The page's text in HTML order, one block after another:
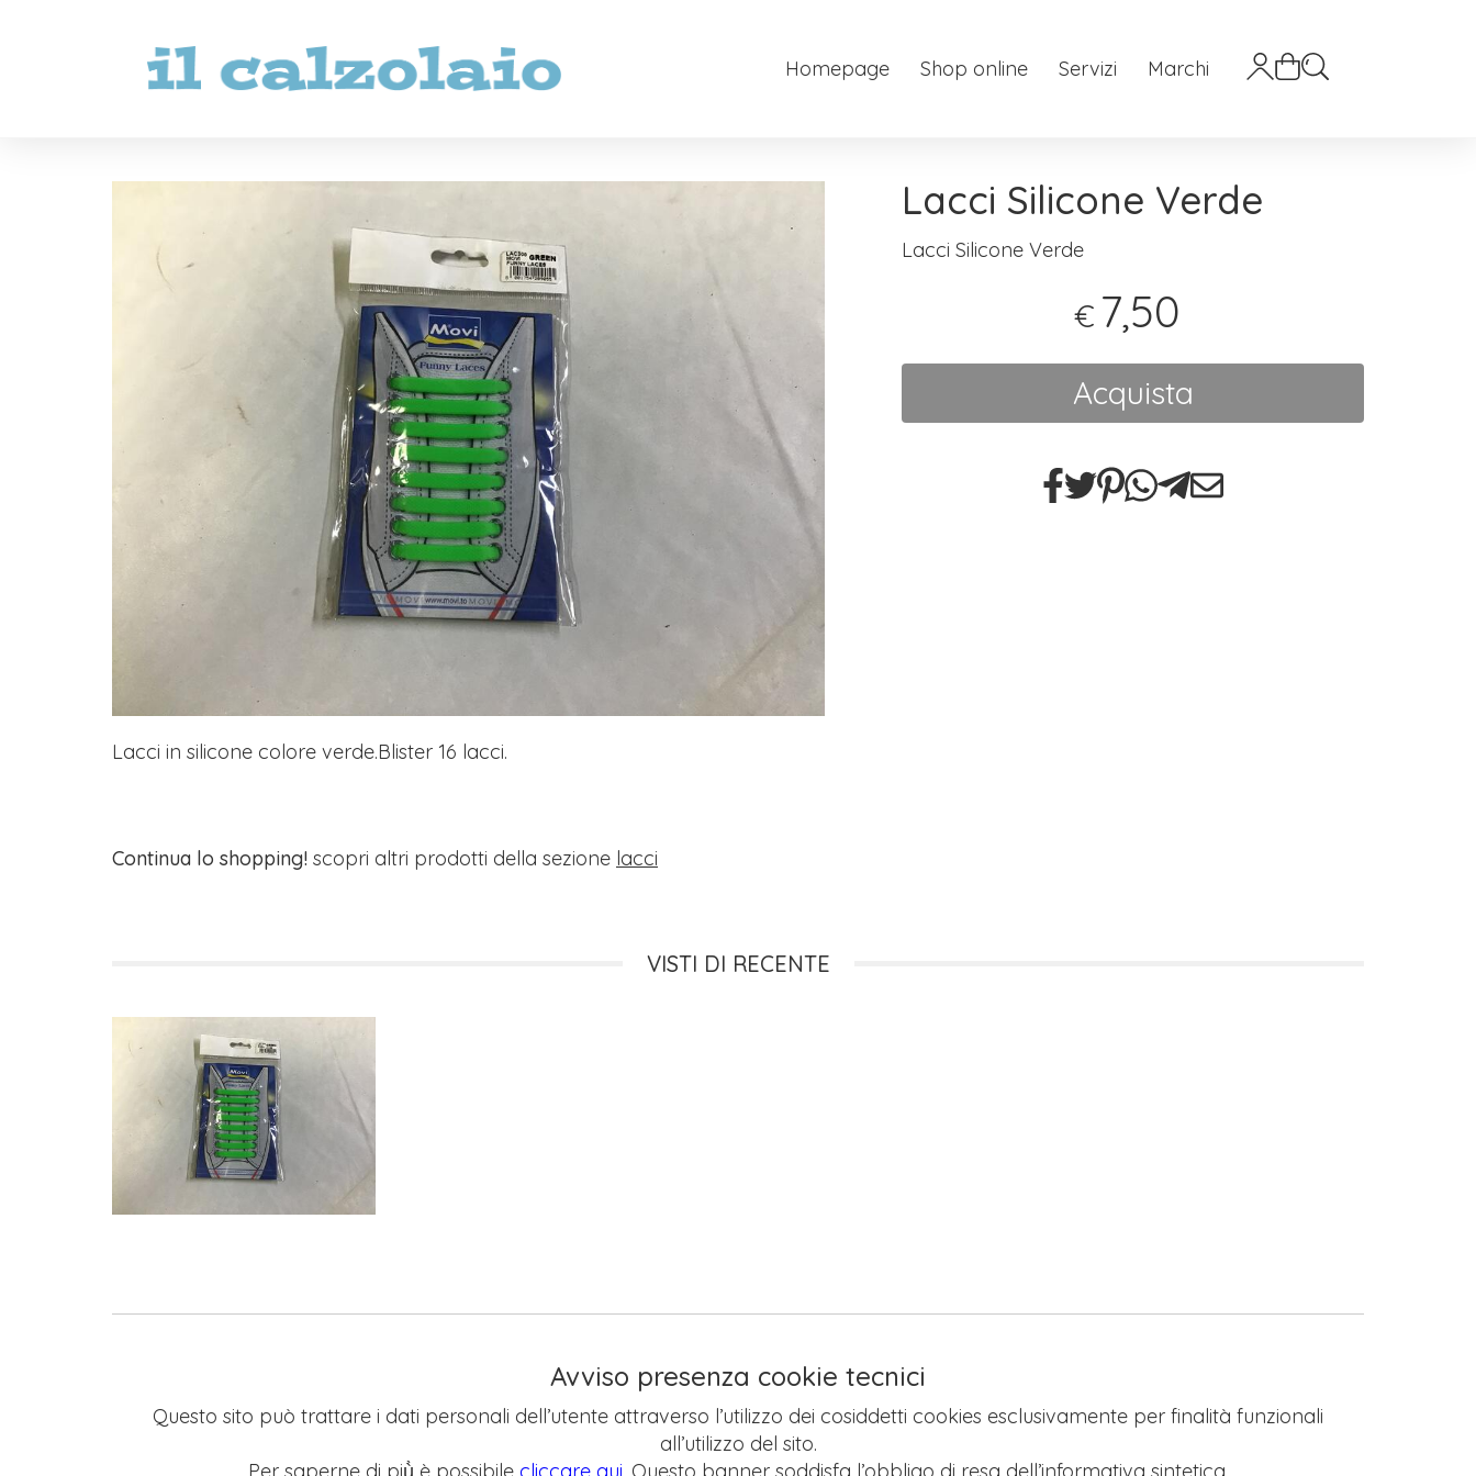
Homepage Shop online Servizi Marchi
Lacci in silicone colore verde.Blister 16 lacci.
Lacci Silicone Verde
Lacci Silicone Verde
€ 7,50
Acquista
Continua lo shopping! scopri altri prodotti della sezione lacci
VISTI DI RECENTE
Avviso presenza cookie tecnici
Questo sito può trattare i dati personali dell’utente attraverso l’utilizzo dei cosiddetti cookies esclusivamente per finalità funzionali
all’utilizzo del sito.
Per saperne di più̀ è possibile cliccare qui . Questo banner soddisfa l’obbligo di resa dell’informativa sintetica.